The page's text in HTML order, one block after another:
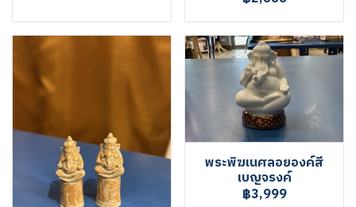
พระพิฆเนศลอยองค์สี
เบญจรงค์
฿3,999